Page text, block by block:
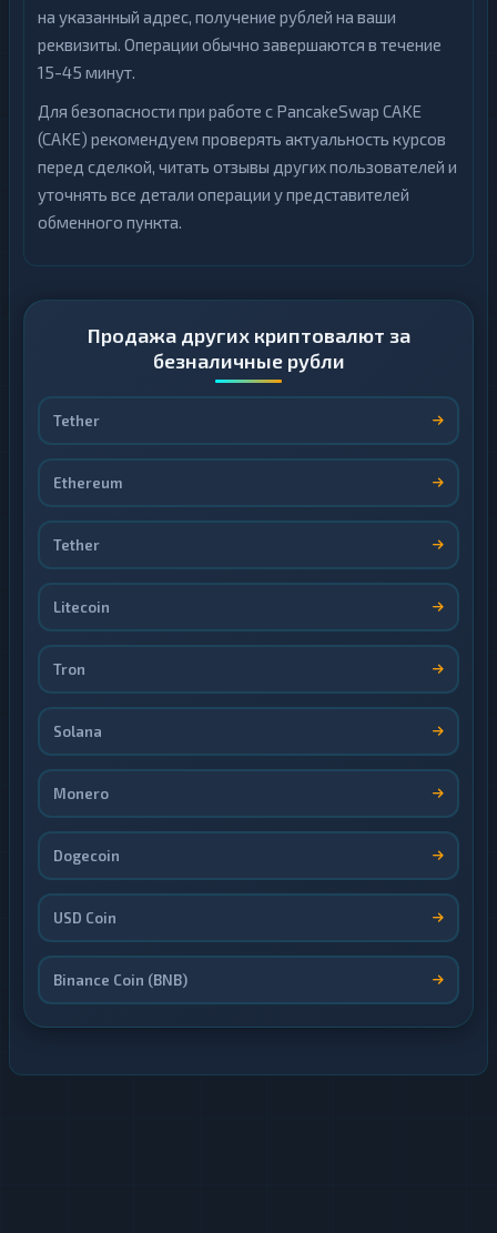
на указанный адрес, получение рублей на ваши
реквизиты. Операции обычно завершаются в течение
15-45 минут.
Для безопасности при работе с PancakeSwap CAKE
(CAKE) рекомендуем проверять актуальность курсов
перед сделкой, читать отзывы других пользователей и
уточнять все детали операции у представителей
обменного пункта.
Продажа других криптовалют за
безналичные рубли
Tether
Ethereum
Tether
Litecoin
Tron
Solana
Monero
Dogecoin
USD Coin
Binance Coin (BNB)